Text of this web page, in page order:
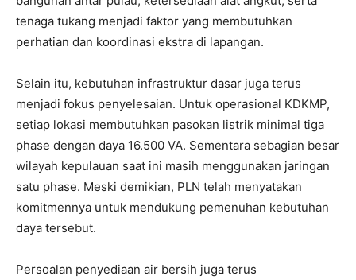
tenaga tukang menjadi faktor yang membutuhkan
perhatian dan koordinasi ekstra di lapangan.
Selain itu, kebutuhan infrastruktur dasar juga terus
menjadi fokus penyelesaian. Untuk operasional KDKMP,
setiap lokasi membutuhkan pasokan listrik minimal tiga
phase dengan daya 16.500 VA. Sementara sebagian besar
wilayah kepulauan saat ini masih menggunakan jaringan
satu phase. Meski demikian, PLN telah menyatakan
komitmennya untuk mendukung pemenuhan kebutuhan
daya tersebut.
Persoalan penyediaan air bersih juga terus